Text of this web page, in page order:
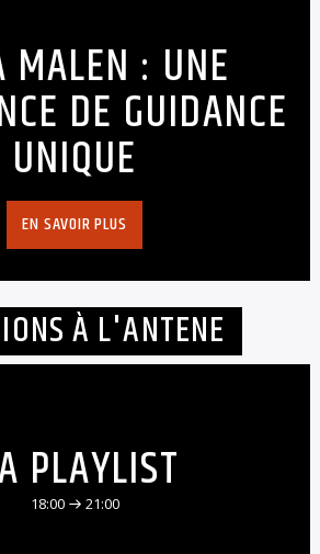
MALEN : UNE
DE GUIDANCE
UNIQUE
EN SAVOIR PLUS
À L'ANTENE
PLAYLIST
18:00 21:00